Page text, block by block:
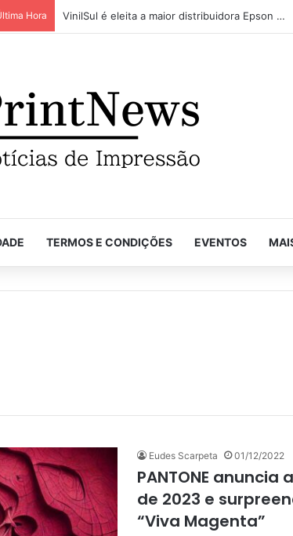
Hora VinilSul é eleita a maior distribuidora Epson das Américas pela 7ª vez
TERMOS E CONDIÇÕES EVENTOS
Eudes Scarpeta 01/12/2022
PANTONE anuncia
de 2023 e
“Viva Magenta”